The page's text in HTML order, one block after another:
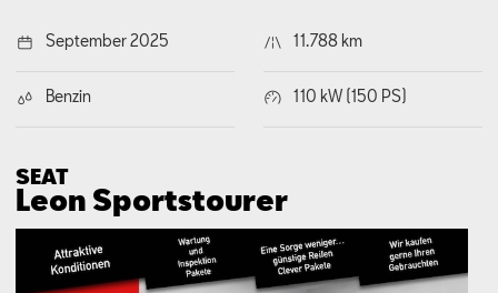
September 2025 11.788 km
Benzin 110 kW (150 PS)
SEAT
Leon Sports­tourer